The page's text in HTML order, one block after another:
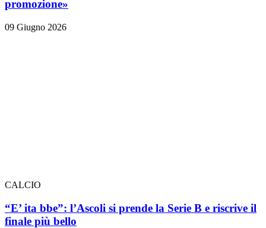
promozione»
09 Giugno 2026
CALCIO
“E’ ita bbe”: l’Ascoli si prende la Serie B e riscrive il
finale più bello